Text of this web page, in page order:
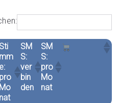
Sti
mm
e:
pro
Mo
nat
SM
S:
ver
bin
den
SM
S:
pro
Mo
nat